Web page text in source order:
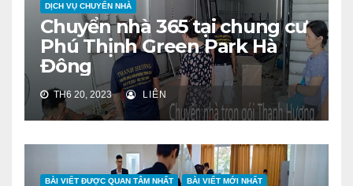
DỊCH VỤ CHUYỂN NHÀ
Chuyển nhà 365 tại chung cư
Phú Thịnh Green Park Hà
Đông
TH6 20, 2023 LIÊN
BÀI VIẾT ĐƯỢC QUAN TÂM NHẤT BÀI VIẾT MỚI NHẤT